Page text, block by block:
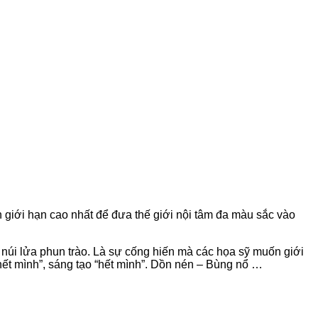
hạn cao nhất để đưa thế giới nội tâm đa màu sắc vào
lửa phun trào. Là sự cống hiến mà các họa sỹ muốn giới
mình”, sáng tạo “hết mình”. Dồn nén – Bùng nổ …